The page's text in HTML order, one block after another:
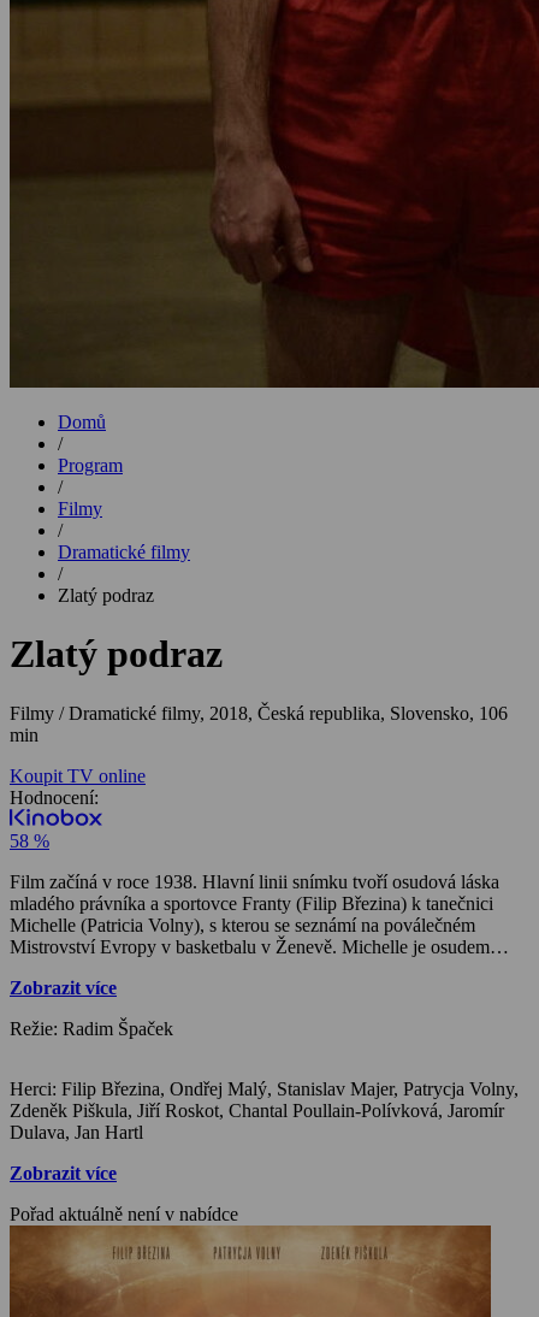
Domů
/
Program
/
Filmy
/
Dramatické filmy
/
Zlatý podraz
Zlatý podraz
Filmy / Dramatické filmy, 2018, Česká republika, Slovensko, 106
min
Koupit TV online
Hodnocení:
58 %
Film začíná v roce 1938. Hlavní linii snímku tvoří osudová láska
mladého právníka a sportovce Franty (Filip Březina) k tanečnici
Michelle (Patricia Volny), s kterou se seznámí na poválečném
Mistrovství Evropy v basketbalu v Ženevě. Michelle je osudem
Jejich příběh, který kromě politiky ovlivní i dva protikladní jedinci
vrcholí v roce 1951, kdy Evropu už na mnoho let rozdělila železná
Zobrazit více
Režie: Radim Špaček
Herci: Filip Březina, Ondřej Malý, Stanislav Majer, Patrycja Volny,
Zdeněk Piškula, Jiří Roskot, Chantal Poullain-Polívková, Jaromír
Dulava, Jan Hartl
Zobrazit více
Pořad aktuálně není v nabídce